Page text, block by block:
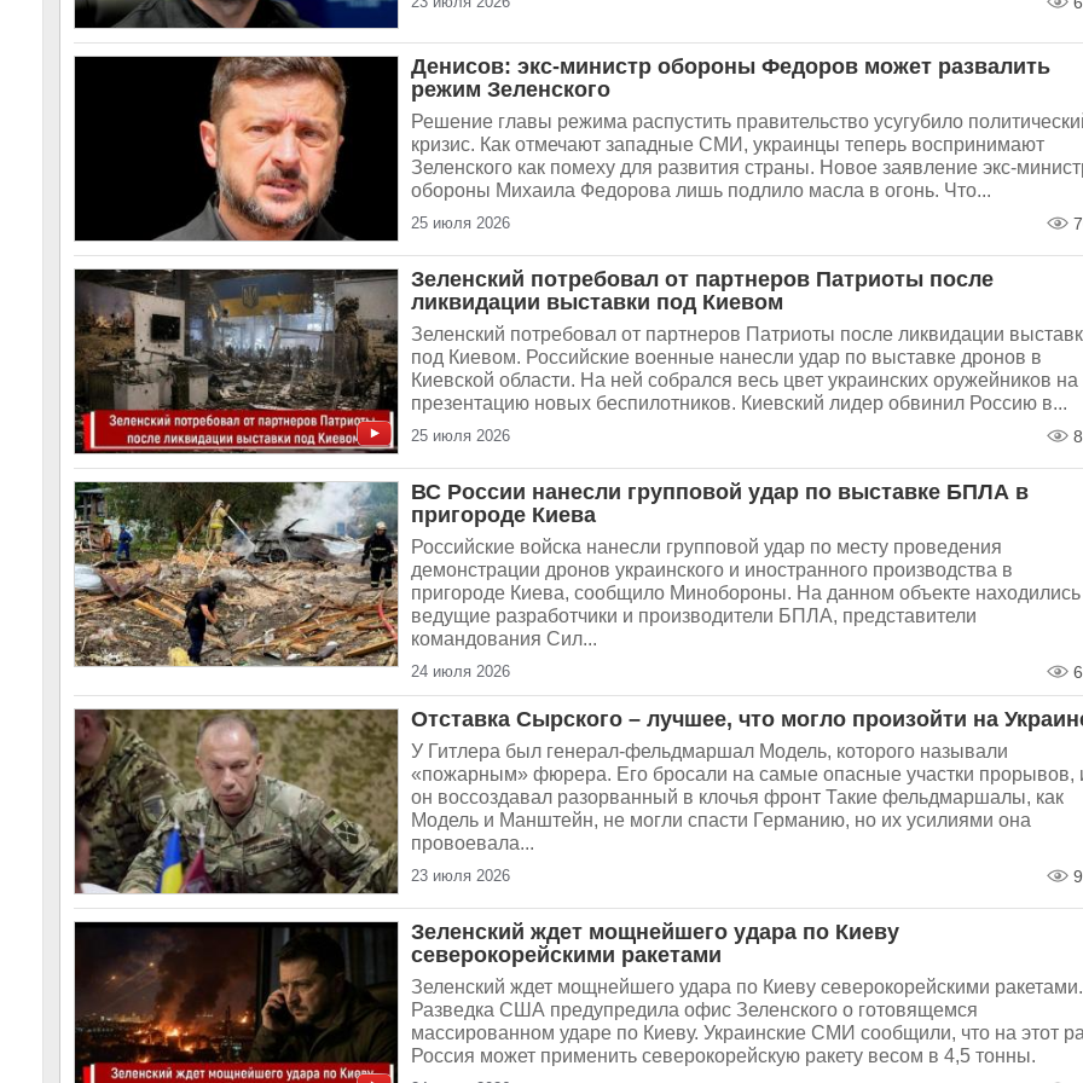
Денисов: экс-министр обороны Федоров может развалить
режим Зеленского
Решение главы режима распустить правительство усугубило
кризис. Как отмечают западные СМИ, украинцы теперь воспринимают
Зеленского как помеху для развития страны. Новое заявление экс-
обороны Михаила Федорова лишь подлило масла в огонь. Что...
25 июля 2026
Зеленский потребовал от партнеров Патриоты после
ликвидации выставки под Киевом
Зеленский потребовал от партнеров Патриоты после ликвидации
под Киевом. Российские военные нанесли удар по выставке дронов в
Киевской области. На ней собрался весь цвет украинских оружейников на
презентацию новых беспилотников. Киевский лидер обвинил Россию в...
25 июля 2026
ВС России нанесли групповой удар по выставке БПЛА в
пригороде Киева
Российские войска нанесли групповой удар по месту проведения
демонстрации дронов украинского и иностранного производства в
пригороде Киева, сообщило Минобороны. На данном объекте находились
ведущие разработчики и производители БПЛА, представители
командования Сил...
24 июля 2026
Отставка Сырского – лучшее, что могло произойти на
У Гитлера был генерал-фельдмаршал Модель, которого называли
«пожарным» фюрера. Его бросали на самые опасные участки прорывов,
он воссоздавал разорванный в клочья фронт Такие фельдмаршалы, как
Модель и Манштейн, не могли спасти Германию, но их усилиями она
провоевала...
23 июля 2026
Зеленский ждет мощнейшего удара по Киеву
северокорейскими ракетами
Зеленский ждет мощнейшего удара по Киеву северокорейскими ракетами.
Разведка США предупредила офис Зеленского о готовящемся
массированном ударе по Киеву. Украинские СМИ сообщили, что на этот
Россия может применить северокорейскую ракету весом в 4,5 тонны.